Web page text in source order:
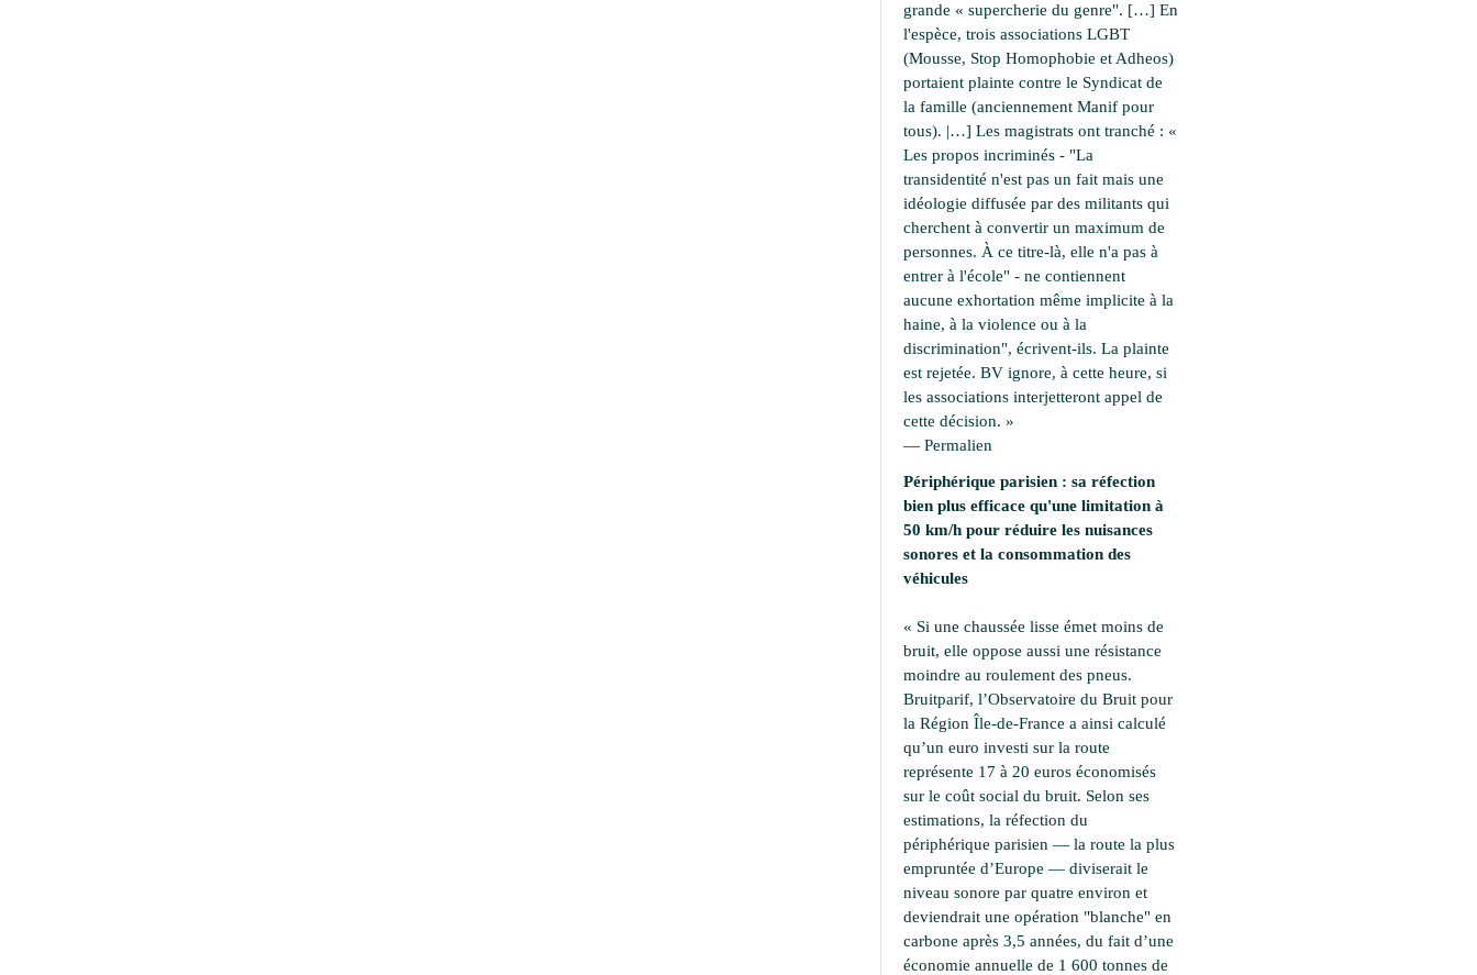
grande « supercherie du genre". […] En
l'espèce, trois associations LGBT
(Mousse, Stop Homophobie et Adheos)
portaient plainte contre le Syndicat de
la famille (anciennement Manif pour
tous). |…] Les magistrats ont tranché : «
Les propos incriminés - "La
transidentité n'est pas un fait mais une
idéologie diffusée par des militants qui
cherchent à convertir un maximum de
personnes. À ce titre-là, elle n'a pas à
entrer à l'école" - ne contiennent
aucune exhortation même implicite à la
haine, à la violence ou à la
discrimination", écrivent-ils. La plainte
est rejetée. BV ignore, à cette heure, si
les associations interjetteront appel de
cette décision. »
— Permalien
Périphérique parisien : sa réfection
bien plus efficace qu'une limitation à
50 km/h pour réduire les nuisances
sonores et la consommation des
véhicules
« Si une chaussée lisse émet moins de
bruit, elle oppose aussi une résistance
moindre au roulement des pneus.
Bruitparif, l’Observatoire du Bruit pour
la Région Île-de-France a ainsi calculé
qu’un euro investi sur la route
représente 17 à 20 euros économisés
sur le coût social du bruit. Selon ses
estimations, la réfection du
périphérique parisien — la route la plus
empruntée d’Europe — diviserait le
niveau sonore par quatre environ et
deviendrait une opération "blanche" en
carbone après 3,5 années, du fait d’une
économie annuelle de 1 600 tonnes de